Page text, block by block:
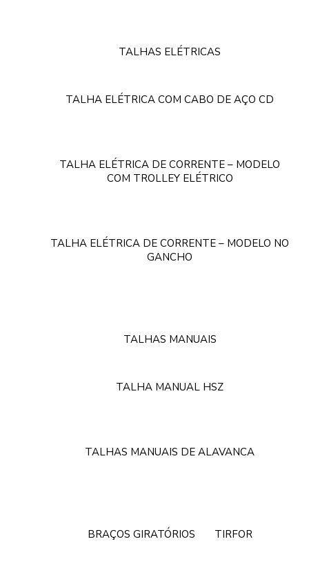
TALHAS ELÉTRICAS
TALHA ELÉTRICA COM CABO DE AÇO CD
TALHA ELÉTRICA DE CORRENTE – MODELO
COM TROLLEY ELÉTRICO
TALHA ELÉTRICA DE CORRENTE – MODELO NO
GANCHO
TALHAS MANUAIS
TALHA MANUAL HSZ
TALHAS MANUAIS DE ALAVANCA
BRAÇOS GIRATÓRIOS TIRFOR